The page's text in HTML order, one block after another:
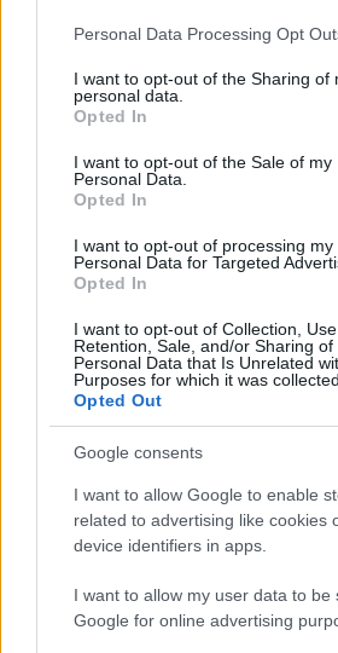
Please note that this website/app uses
not limited to your visit or usage
grant or deny consent to Google and
use your data for below specified
consent section.
Personal Data Processing Opt
I want to opt-out of the Sharing of
personal data.
Opted In
I want to opt-out of the Sale of my
Personal Data.
Opted In
I want to opt-out of processing my
Personal Data for Targeted
Opted In
I want to opt-out of Collection, Use,
Retention, Sale, and/or Sharing of
Personal Data that Is Unrelated
Purposes for which it was collected.
Opted Out
Google consents
I want to allow Google to enable
related to advertising like cookies
device identifiers in apps.
I want to allow my user data to be
Google for online advertising
Puoi effettuare l'accesso
cliccandoqui
TEMI: Carlo Duilio Viti
Notizie Sant'Antonio Di Gallura
Sindaco Telti
Unione Comuni
Unione Dei Comuni Gallura
Inviaci le tue
i tuoi video e le
Su WhatsApp al
345 356 7512
Notizie in
Entra nel
GalluraOggi.it